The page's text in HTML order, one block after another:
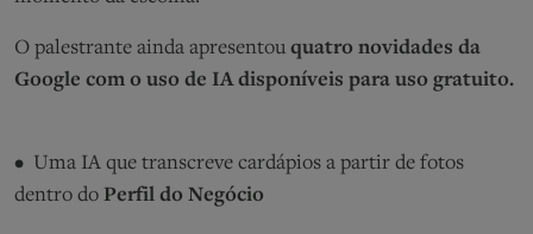
O palestrante ainda apresentou quatro novidades da
Google com o uso de IA disponíveis para uso gratuito.
• Uma IA que transcreve cardápios a partir de fotos
dentro do Perfil do Negócio